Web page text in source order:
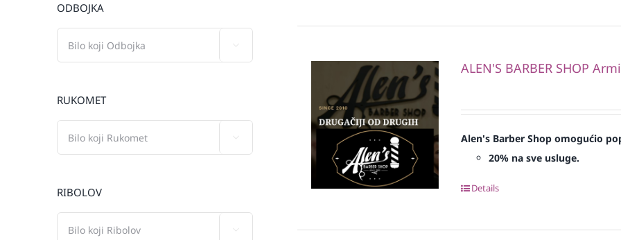
ALEN'S BARBER SHOP
Alen's Barber Shop omogućio
20% na sve usluge.
Details
ODBOJKA
RUKOMET
RIBOLOV